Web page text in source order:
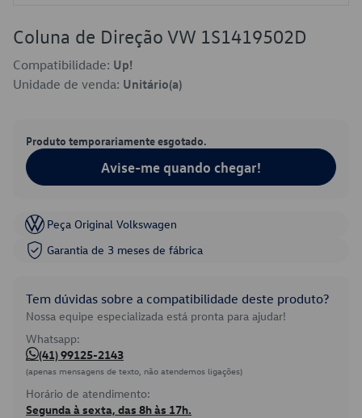
Coluna de Direção VW 1S1419502D
Compatibilidade: Up!
Unidade de venda: Unitário(a)
Produto temporariamente esgotado.
Avise-me quando chegar!
Peça Original Volkswagen
Garantia de 3 meses de fábrica
Tem dúvidas sobre a compatibilidade deste produto?
Nossa equipe especializada está pronta para ajudar!
Whatsapp:
(41) 99125-2143
(apenas mensagens de texto, não atendemos ligações)
Horário de atendimento:
Segunda à sexta, das 8h às 17h.